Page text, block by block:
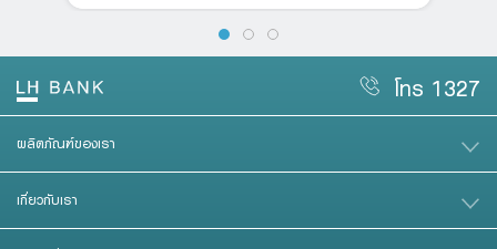
โทร 1327
ผลิตภัณฑ์ของเรา
เกี่ยวกับเรา